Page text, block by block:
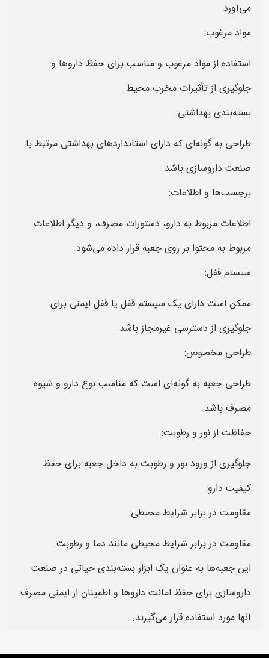
می‌آورد.
مواد مرغوب:
استفاده از مواد مرغوب و مناسب برای حفظ داروها و
جلوگیری از تأثیرات مخرب محیط.
بسته‌بندی بهداشتی:
طراحی به گونه‌ای که دارای استانداردهای بهداشتی مرتبط با
صنعت داروسازی باشد.
برچسب‌ها و اطلاعات:
اطلاعات مربوط به دارو، دستورات مصرف، و دیگر اطلاعات
مربوط به محتوا بر روی جعبه قرار داده می‌شود.
سیستم قفل:
ممکن است دارای یک سیستم قفل یا قفل ایمنی برای
جلوگیری از دسترسی غیرمجاز باشد.
طراحی مخصوص:
طراحی جعبه به گونه‌ای است که مناسب نوع دارو و شیوه
مصرف باشد.
حفاظت از نور و رطوبت:
جلوگیری از ورود نور و رطوبت به داخل جعبه برای حفظ
کیفیت دارو.
مقاومت در برابر شرایط محیطی:
مقاومت در برابر شرایط محیطی مانند دما و رطوبت.
این جعبه‌ها به عنوان یک ابزار بسته‌بندی حیاتی در صنعت
داروسازی برای حفظ امانت داروها و اطمینان از ایمنی مصرف
آنها مورد استفاده قرار می‌گیرند.